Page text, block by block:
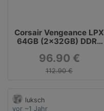
Corsair Vengeance LPX
64GB (2x32GB) DDR4
96.90 €
112.90 €
luksch
vor ~1 Jahr